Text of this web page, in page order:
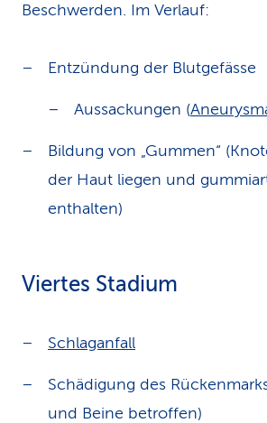
Beschwerden. Im Verlauf:
Entzündung der Blutgefässe
Aussackungen (
Bildung von „Gummen“
der Haut liegen und
enthalten)
Viertes Stadium
Schlaganfall
Schädigung des
und Beine betroffen)